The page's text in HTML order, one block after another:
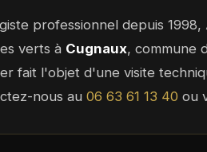
professionnel depuis
verts à Cugnaux, commune
fait l'objet d'une visite
nous au 06 63 61 13 40 ou